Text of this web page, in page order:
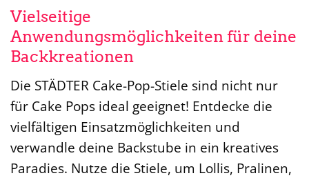
Vielseitige
Anwendungsmöglichkeiten für deine
Backkreationen
Die STÄDTER Cake-Pop-Stiele sind nicht nur
für Cake Pops ideal geeignet! Entdecke die
vielfältigen Einsatzmöglichkeiten und
verwandle deine Backstube in ein kreatives
Paradies. Nutze die Stiele, um Lollis, Pralinen,